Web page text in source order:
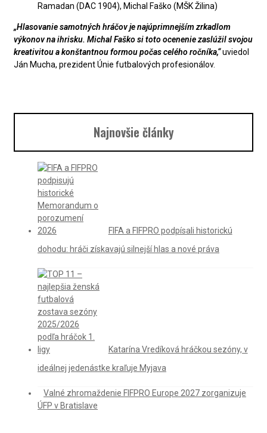
Ramadan (DAC 1904), Michal Faško (MŠK Žilina)
„Hlasovanie samotných hráčov je najúprimnejším zrkadlom
výkonov na ihrisku. Michal Faško si toto ocenenie zaslúžil svojou
kreativitou a konštantnou formou počas celého ročníka,“uviedol
Ján Mucha, prezident Únie futbalových profesionálov.
Najnovšie články
FIFA a FIFPRO podpísali historickú
dohodu: hráči získavajú silnejší hlas a nové práva
Katarína Vredíková hráčkou sezóny, v
ideálnej jedenástke kraľuje Myjava
Valné zhromaždenie FIFPRO Europe 2027 zorganizuje
ÚFP v Bratislave